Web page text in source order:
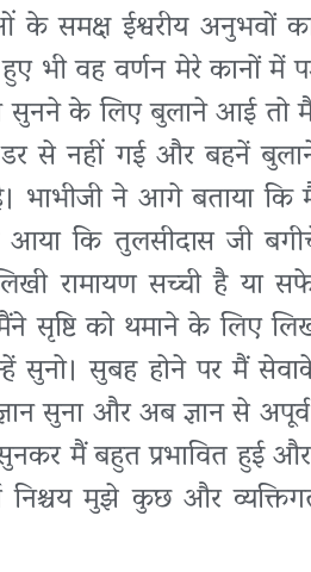
समक्ष ईश्वरीय अनुभवों
भी वह वर्णन मेरे कानों में
सुनने के लिए बुलाने आई
से नहीं गई और बहनें
भाभीजी ने आगे बताया कि
आया कि तुलसीदास जी
रामायण सच्ची है या
मैंने सृष्टि को थमाने के लिए
सुनो। सुबह होने पर मैं
सुना और अब ज्ञान से
मैं बहुत प्रभावित हुई
निश्चय मुझे कुछ और